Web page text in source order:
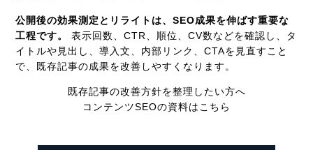
公開後の効果測定とリライトは、SEO成果を伸ばす重要な
工程です。
表示回数、CTR、順位、CV数などを確認し、タ
イトルや見出し、導入文、内部リンク、CTAを見直すこと
で、既存記事の成果を改善しやすくなります。
既存記事の改善方針を整理したい方へ
コンテンツSEOの資料はこちら